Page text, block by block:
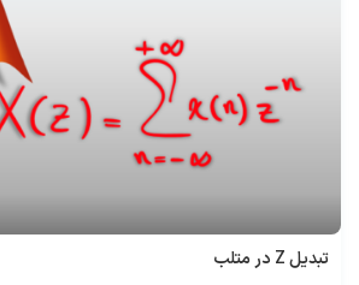
تبدیل Z در متلب